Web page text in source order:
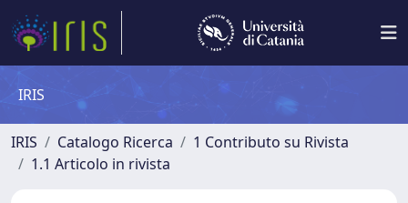
IRIS
IRIS Catalogo Ricerca
1 Contributo su Rivista
1.1 Articolo in rivista